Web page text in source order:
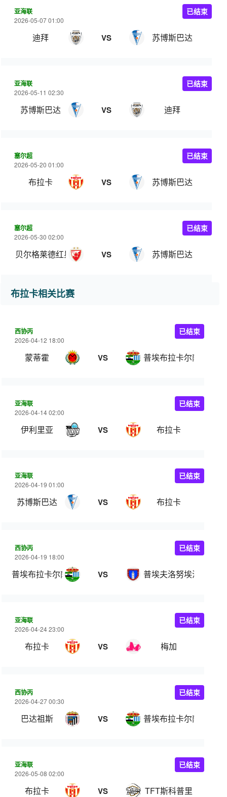
亚海联
2026-05-07 01:00
迪拜 VS 苏博斯巴达
已结束
亚海联
2026-05-11 02:30
苏博斯巴达 VS 迪拜
已结束
塞尔超
2026-05-20 01:00
布拉卡 VS 苏博斯巴达
已结束
塞尔超
2026-05-30 02:00
贝尔格莱德红星 VS 苏博斯巴达
已结束
布拉卡相关比赛
西协丙
2026-04-12 18:00
蒙蒂霍 VS 普埃布拉卡尔萨达
已结束
亚海联
2026-04-14 02:00
伊利里亚 VS 布拉卡
已结束
亚海联
2026-04-19 01:00
苏博斯巴达 VS 布拉卡
已结束
西协丙
2026-04-19 18:00
普埃布拉卡尔萨达 VS 普埃夫洛努埃沃
已结束
亚海联
2026-04-24 23:00
布拉卡 VS 梅加
已结束
西协丙
2026-04-27 00:30
巴达祖斯 VS 普埃布拉卡尔萨达
已结束
亚海联
2026-05-08 02:00
布拉卡 VS TFT斯科普里
已结束